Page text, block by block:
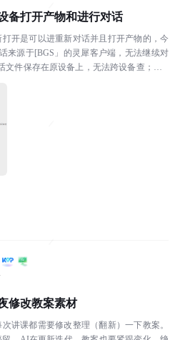
备打开产物和进行对话
开是可以进重新对话并且打开产物的，今
来源于[BGS」的灵犀客户端，无法继续对
件保存在原设备上，无法跨设备查；，3.
考虑，如此限...
修改教案素材
讲课都需要修改整理（翻新）一下教案。